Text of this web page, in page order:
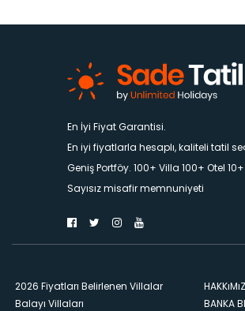
En İyi Fiyat Garantisi.
En iyi fiyatlarla hesaplı, kaliteli tatil
Geniş Portföy. 100+ Villa 100+ Otel
Sayısız misafir memnuniyeti
2026 Fiyatları Belirlenen Villalar
Balayı Villaları
BANKA